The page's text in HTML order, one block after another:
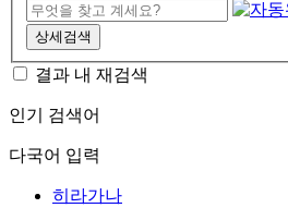
상세검색
결과 내 재검색
인기 검색어
다국어 입력
히라가나